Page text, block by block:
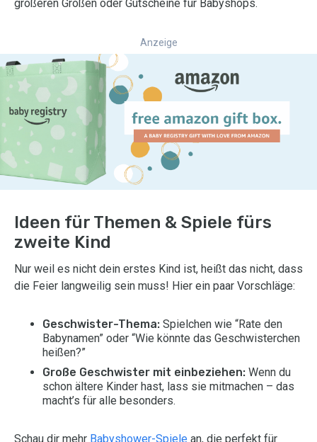
größeren Größen oder Gutscheine für Babyshops.
Anzeige
Ideen für Themen & Spiele fürs
zweite Kind
Nur weil es nicht dein erstes Kind ist, heißt das nicht, dass
die Feier langweilig sein muss! Hier ein paar Vorschläge:
Geschwister-Thema: Spielchen wie “Rate den
Babynamen” oder “Wie könnte das Geschwisterchen
heißen?”
Große Geschwister mit einbeziehen: Wenn du
schon ältere Kinder hast, lass sie mitmachen – das
macht’s für alle besonders.
Schau dir mehr Babyshower-Spiele an, die perfekt für